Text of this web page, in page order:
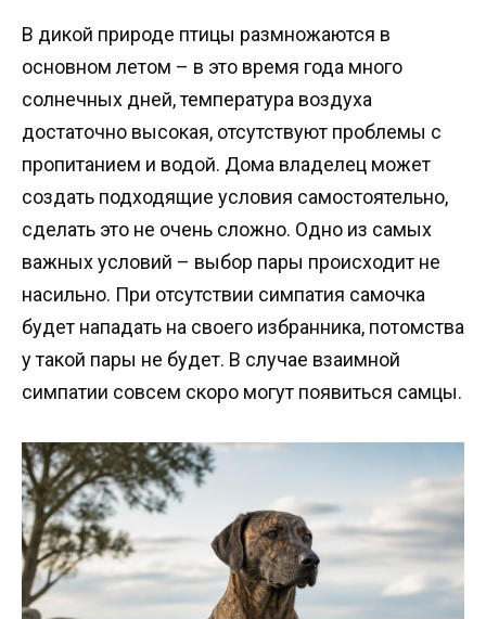
В дикой природе птицы размножаются в
основном летом – в это время года много
солнечных дней, температура воздуха
достаточно высокая, отсутствуют проблемы с
пропитанием и водой. Дома владелец может
создать подходящие условия самостоятельно,
сделать это не очень сложно. Одно из самых
важных условий – выбор пары происходит не
насильно. При отсутствии симпатия самочка
будет нападать на своего избранника, потомства
у такой пары не будет. В случае взаимной
симпатии совсем скоро могут появиться самцы.